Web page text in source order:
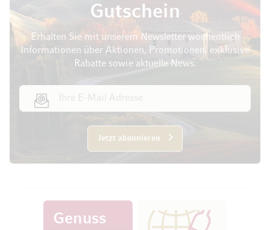
Gutschein
Erhalten Sie mit unserem Newsletter wöchentlich
Informationen über Aktionen, Promotionen, exklusive
Rabatte sowie aktuelle News.
E-Mail Adresse
Jetzt abonnieren
Genuss